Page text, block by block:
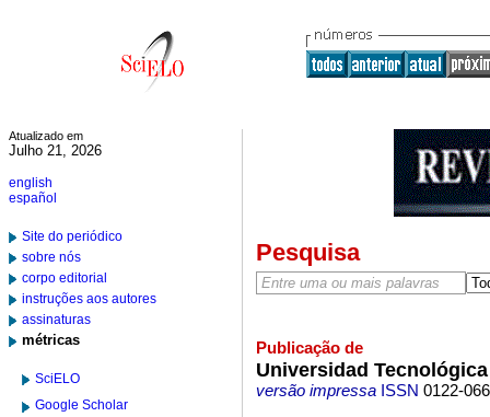
Atualizado em
Julho 21, 2026
english
español
Site do periódico
sobre nós
corpo editorial
instruções aos autores
assinaturas
métricas
SciELO
Google Scholar
Pesquisa
Publicação de
Universidad
versão impressaISSN 0122-